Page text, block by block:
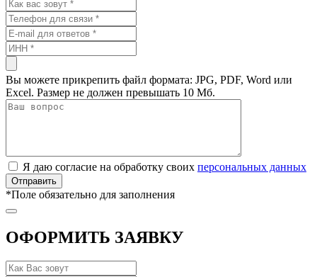
Вы можете прикрепить файл формата: JPG, PDF, Word или
Excel. Размер не должен превышать 10 Мб.
Я даю согласие на обработку своих персональных данных
*Поле обязательно для заполнения
ОФОРМИТЬ ЗАЯВКУ